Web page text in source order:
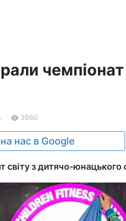
чемпіонат
3860
нас в Google
світу з дитячо-юнацького